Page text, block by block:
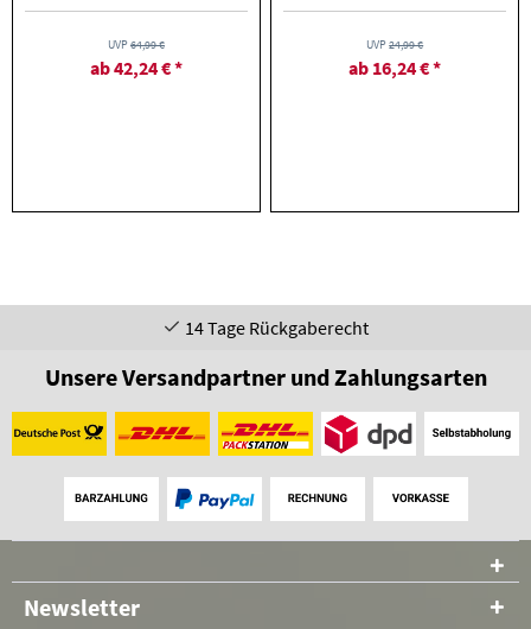
UVP 64,99 €
ab 42,24 € *
UVP24,99 €
ab 16,24 € *
14 Tage Rückgaberecht
Unsere Versandpartner und Zahlungsarten
Newsletter